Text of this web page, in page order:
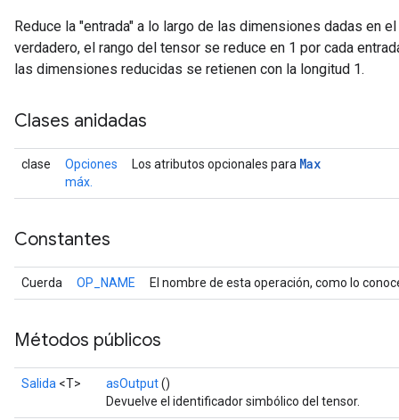
Reduce la "entrada" a lo largo de las dimensiones dadas en
verdadero, el rango del tensor se reduce en 1 por cada
las dimensiones reducidas se retienen con la longitud 1.
Clases anidadas
clase
Opciones
máx.
Los atributos opcionales para Max
Constantes
Cuerda OP_NAME El nombre de esta operación, como lo
Métodos públicos
Salida <T> asOutput()
Devuelve el identificador simbólico del tensor.